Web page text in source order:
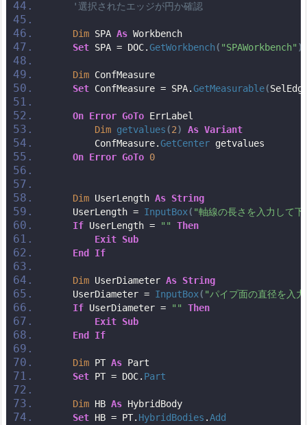
'選択されたエッジが円か確認
Dim SPA As Workbench
Set SPA = DOC.GetWorkbench( "SPAWorkbench" )
Dim ConfMeasure
Set ConfMeasure = SPA.GetMeasurable(
On Error GoTo ErrLabel
Dim getvalues(2) As Variant
        ConfMeasure.
GetCenter getvalues
On Error GoTo 0
Dim UserLength As String
    UserLength =
InputBox( "軸線の長さを入力して
If UserLength = ""
Then
Exit Sub
End
If
Dim UserDiameter As String
    UserDiameter =
InputBox( "パイプ面の直径を入
If UserDiameter = ""
Then
Exit Sub
End
If
Dim PT As Part
Set PT = DOC. Part
Dim HB As HybridBody
Set HB = PT. HybridBodies .Add